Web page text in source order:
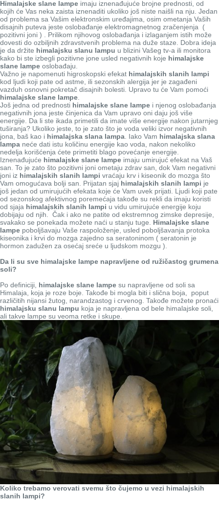
Himalajske slane lampe imaju iznenađujuće brojne prednosti, od
kojih će Vas neka zaista iznenaditi ukoliko još niste naišli na nju. Jedan
od problema sa Vašim elektronskim uređajima, osim ometanja Vaših
disajnih puteva jeste oslobađanje elektromagnetnog zračenjenja (
pozitivni joni ) . Prilikom njihovog oslobađanja i izlaganjem istih može
dovesti do ozbiljnih zdravstvenih problema na duže staze. Dobra ideja
je da držite himalajsku slanu lampu u blizini Vašeg tv-a ili monitora
kako bi ste izbegli pozitivne jone usled negativnih koje himalajske
slane lampe oslobađaju.
Važno je napomenuti higroskopski efekat himalajskih slanih lampi
kod ljudi koji pate od astme, ili sezonskih alergija jer je zagađeni
vazduh osnovni pokretač disajnih bolesti. Upravo tu će Vam pomoći
himalajske slane lampe
Još jedna od prednosti himalajske slane lampe i njenog oslobađanja
negativnih jona jeste činjenica da Vam upravo oni daju još više
energije. Da li ste ikada primetili da imate više energije nakon jutarnjeg
tuširanja? Ukoliko jeste, to je zato što je voda veliki izvor negativnih
jona, baš kao i himalajska slana lampa . Iako Vam himalajska slana
lampa neće dati istu količinu energije kao voda, nakon nekoliko
nedelja korišćenja ćete primetiti blago povećanje energije.
Iznenađujuće himalajske slane lampe imaju umirujuć efekat na Vaš
san. To je zato što pozitivni joni ometaju zdrav san, dok Vam negativni
joni iz himalajskih slanih lampi vraćaju krv i kiseonik do mozga što
Vam omogućava bolji san. Prijatan sjaj himalajskih slanih lampi je
još jedan od umirujućih efekata koje će Vam uvek prijati. Ljudi koji pate
od sezonskog afektivnog poremećaja takođe su rekli da imaju koristi
od sjaja himalajskih slanih lampi u vidu umirujuće energije koju
dobijaju od njih. Čak i ako ne patite od ekstremnog zimske depresije,
svakako se ponekada možete naći u stanju tuge. Himalajske slane
lampe poboljšavaju Vaše raspoloženje, usled poboljšavanja protoka
kiseonika i krvi do mozga zajedno sa seratoninom ( seratonin je
hormon zadužen za osećaj sreće u ljudskom mozgu ).
Da li su sve himalajske lampe napravljene od ružičastog grumena
soli?
Po definiciji, himalajske slane lampe su napravljene od soli sa
Himalaja, koja je roze boje. Takođe bi mogla biti i slična boja, poput
različitih nijansi žutog, narandzastog i crvenog. Takođe možete pronaći
himalajsku slanu lampu koja je napravljena od bele himalajske soli,
ali takve lampe su veoma retke i skupe.
Koliko trebamo verovati svemu što čujemo u vezi himalajskih
slanih lampi?